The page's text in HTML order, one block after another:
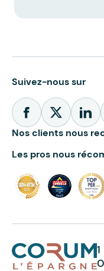
Suivez-nous sur
Nos clients nous
Les pros nous